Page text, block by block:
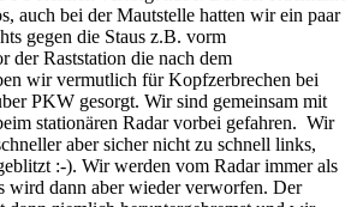
auch bei der Mautstelle hatten wir ein paar
gegen die Staus z.B. vorm
der Raststation die nach dem
wir vermutlich für Kopfzerbrechen bei
PKW gesorgt. Wir sind gemeinsam mit
stationären Radar vorbei gefahren. Wir
aber sicher nicht zu schnell links,
:-). Wir werden vom Radar immer als
wird dann aber wieder verworfen. Der